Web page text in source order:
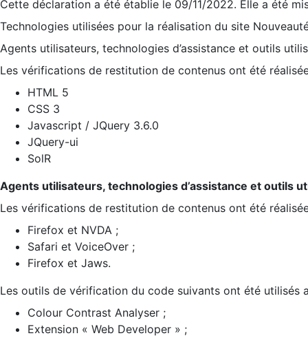
Cette déclaration a été établie le 09/11/2022. Elle a été
Technologies utilisées pour la réalisation du site
Agents utilisateurs, technologies d’assistance et outils
Les vérifications de restitution de contenus ont été
HTML 5
CSS 3
Javascript / JQuery 3.6.0
JQuery-ui
SolR
Agents utilisateurs, technologies d’assistance et outils
Les vérifications de restitution de contenus ont été
Firefox et NVDA ;
Safari et VoiceOver ;
Firefox et Jaws.
Les outils de vérification du code suivants ont été utilisés
Colour Contrast Analyser ;
Extension « Web Developer » ;